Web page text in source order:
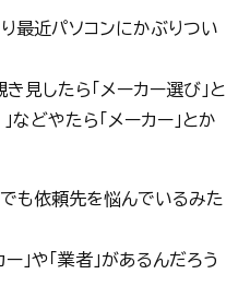
最近パソコンにかぶりつい
見したら「メーカー選び」と
などやたら「メーカー」とか
も依頼先を悩んでいるみた
」や「業者」があるんだろう